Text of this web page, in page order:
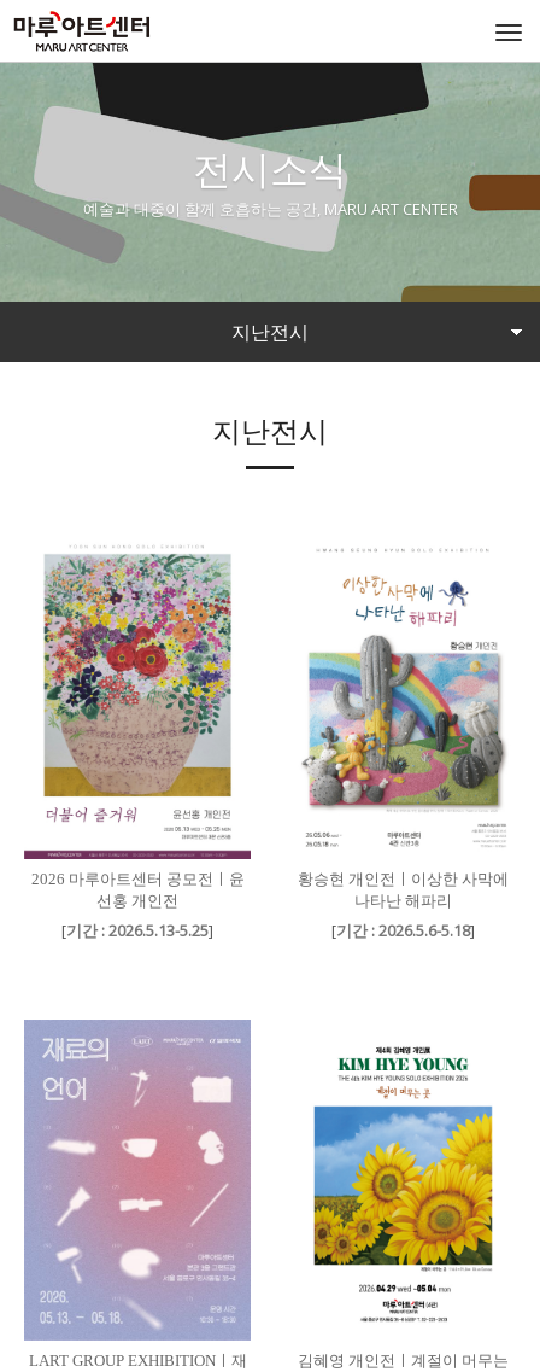
전시소식
예술과 대중이 함께 호흡하는 공간, MARU ART CENTER
지난전시
지난전시
2026 마루아트센터 공모전ㅣ윤
선홍 개인전
[기간 : 2026.5.13-5.25]
황승현 개인전ㅣ이상한 사막에
나타난 해파리
[기간 : 2026.5.6-5.18]
LART GROUP EXHIBITIONㅣ재
김혜영 개인전ㅣ계절이 머무는